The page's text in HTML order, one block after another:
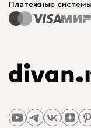
Платежные системы